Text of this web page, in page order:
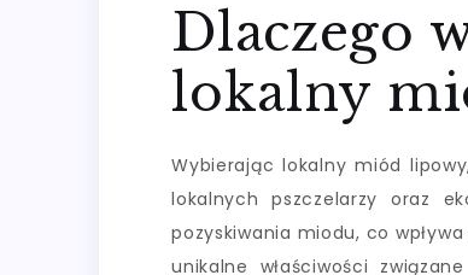
Dlaczego
lokalny
Wybierając lokalny miód
lokalnych pszczelarzy oraz
pozyskiwania miodu, co
unikalne właściwości